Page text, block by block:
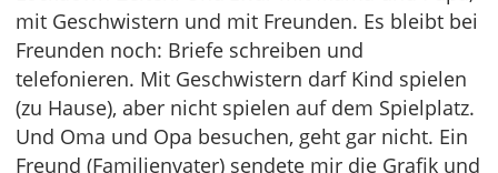
mit Geschwistern und mit Freunden. Es bleibt bei
Freunden noch: Briefe schreiben und
telefonieren. Mit Geschwistern darf Kind spielen
(zu Hause), aber nicht spielen auf dem Spielplatz.
Und Oma und Opa besuchen, geht gar nicht. Ein
Freund (Familienvater) sendete mir die Grafik und